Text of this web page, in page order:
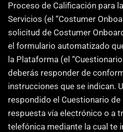
Proceso de Calificación para
Servicios (el “Costumer
solicitud de Costumer
el formulario automatizado
la Plataforma (el
deberás responder de
instrucciones que se indican.
respondido el Cuestionario
respuesta vía electrónico o a
telefónica mediante la cual te